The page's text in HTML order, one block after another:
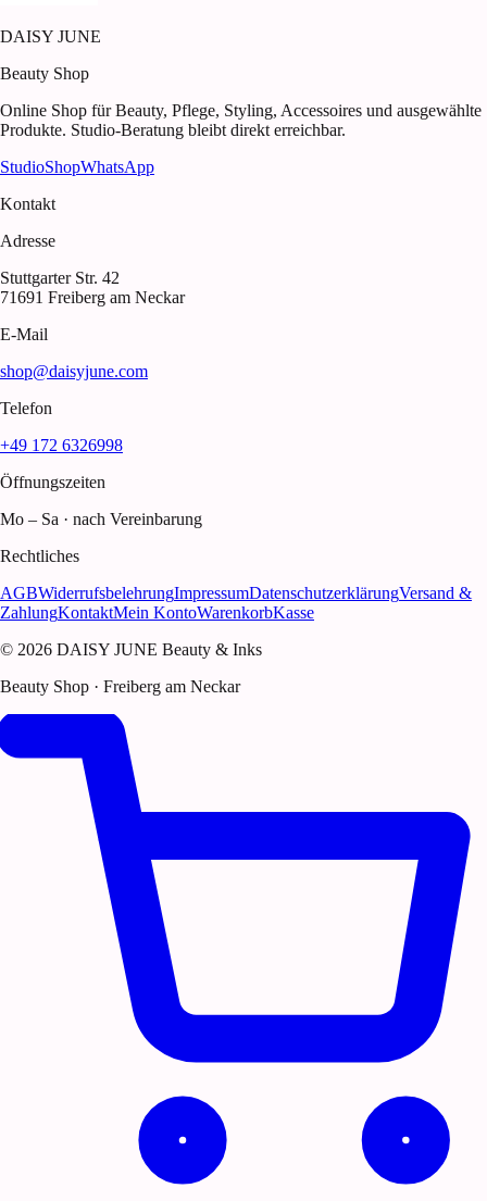
DAISY JUNE
Beauty Shop
Online Shop für Beauty, Pflege, Styling, Accessoires und ausgewählte
Produkte. Studio-Beratung bleibt direkt erreichbar.
StudioShopWhatsApp
Kontakt
Adresse
Stuttgarter Str. 42
71691 Freiberg am Neckar
E-Mail
shop@daisyjune.com
Telefon
+49 172 6326998
Öffnungszeiten
Mo – Sa · nach Vereinbarung
Rechtliches
AGBWiderrufsbelehrungImpressumDatenschutzerklärungVersand &
ZahlungKontaktMein KontoWarenkorbKasse
© 2026 DAISY JUNE Beauty & Inks
Beauty Shop · Freiberg am Neckar